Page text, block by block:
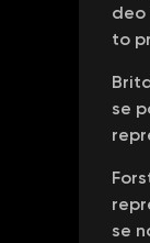
deo
to
se
se